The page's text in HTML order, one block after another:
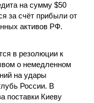
на сумму $50
за счёт прибыли от
активов РФ.
в резолюции к
о немедленном
на удары
России. В
поставки Киеву